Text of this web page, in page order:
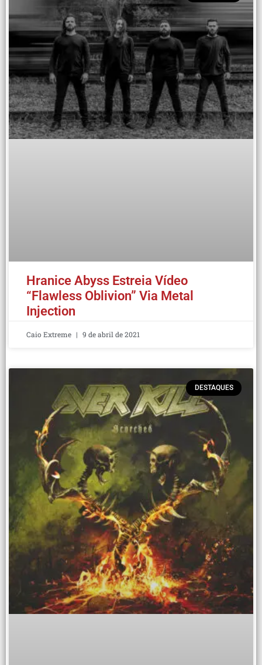
Hranice Abyss Estreia Vídeo
“Flawless Oblivion” Via Metal
Injection
Caio Extreme 9 de abril de 2021
DESTAQUES